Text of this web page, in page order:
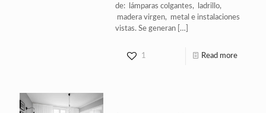
de: lámparas colgantes, ladrillo,
madera virgen, metal e instalaciones
vistas. Se generan […]
1 Read more